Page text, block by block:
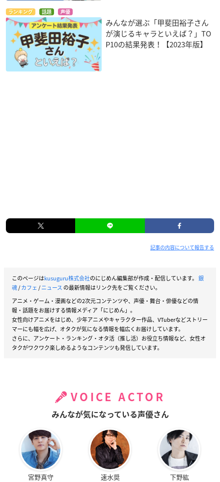
ランキング 話題 声優
みんなが選ぶ「甲斐田裕子さん
が演じるキャラといえば？」TO
P10の結果発表！【2023年版】
記事の内容について報告する
このページはkusuguru株式会社のにじめん編集部が作成・配信しています。 銀
魂/カフェ/ニュース の最新情報はリンク先をご覧ください。
アニメ・ゲーム・漫画などの2次元コンテンツや、声優・舞台・俳優などの情
報・話題をお届けする情報メディア「にじめん」。
女性向けアニメをはじめ、少年アニメやキャラクター作品、VTuberなどストリー
マーにも幅を広げ、オタクが気になる情報を幅広くお届けしています。
さらに、アンケート・ランキング・オタ活（推し活）お役立ち情報など、女性オ
タクがワクワク楽しめるようなコンテンツも発信しています。
VOICE ACTOR
みんなが気になっている声優さん
宮野真守 速水奨 下野紘